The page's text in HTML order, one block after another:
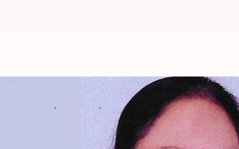
उत्तर प्रदेश: मंत्री कमल रानी की कोरोना
02:11 pm